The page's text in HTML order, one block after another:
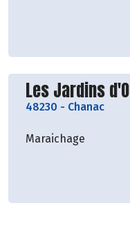
Découvrir le
Les Jardins
48230 - Chanac
Maraichage